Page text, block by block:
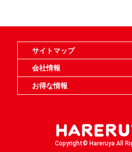
サイトマップ
オンラインショップ
買取
記事
選手一覧
デッキ検索
デッキ構築
イベント・大会
店舗のご案内
お問い合わせ
ヘルプ
FAQ
会社情報
利用規約
スタッフ募集
特定商取引法表示
個人情報保護指針
企業情報
お得な情報
Copyright© Hareruya All